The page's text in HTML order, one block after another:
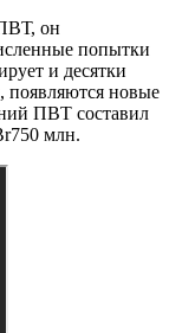
он
попытки
и десятки
появляются новые
ПВТ составил
млн.